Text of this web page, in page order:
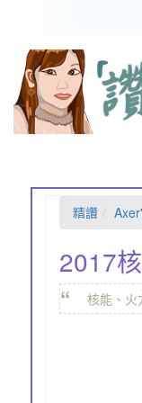
精讚
2017
“ 核能、火